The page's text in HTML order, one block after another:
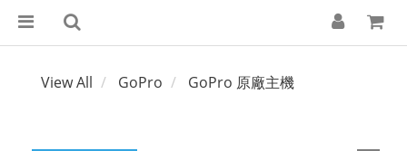
View All GoPro GoPro 原廠主機